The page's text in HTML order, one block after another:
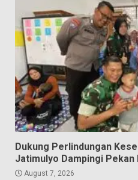
Dukung Perlindungan
Jatimulyo Dampingi Pekan
August 7, 2026